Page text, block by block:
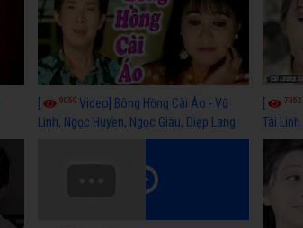
[ 9059 Video] Bông Hồng Cài Áo - Vũ
Linh, Ngọc Huyền, Ngọc Giàu, Diệp Lang
[ 7352
Tài Linh